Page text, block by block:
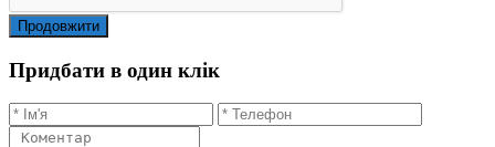
Продовжити
Придбати в один клік